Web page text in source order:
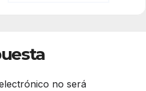
no será